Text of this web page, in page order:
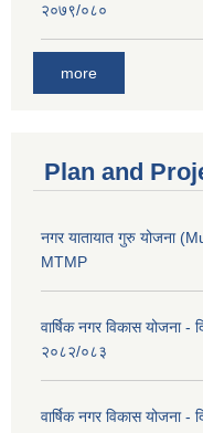
२०७९/०८०
more
Plan and
नगर यातायात गुरु योजना
MTMP
वार्षिक नगर विकास योजना
२०८२/०८३
वार्षिक नगर विकास योजना